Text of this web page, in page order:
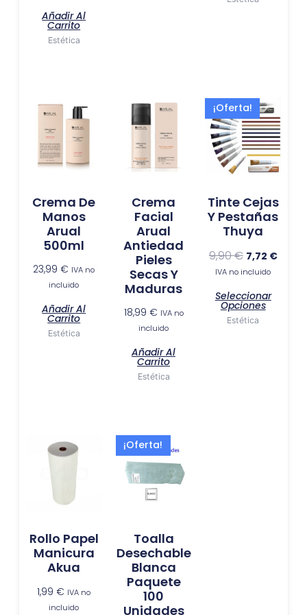
Añadir Al
Carrito
Estética
Crema De
Manos
Arual
500ml
23,99€ IVA no
incluido
Añadir Al
Carrito
Estética
Crema
Facial
Arual
Antiedad
Pieles
Secas Y
Maduras
18,99 € IVA no
incluido
Añadir Al
Carrito
Estética
¡Oferta!
Tinte Cejas
Y Pestañas
Thuya
9,90€
El
precio
original
era:
9,90 €.
7,72 €
es:
7,72 €.
IVA no incluido
Seleccionar
Opciones
Estética
Rollo Papel
Manicura
Akua
1,99€ IVA no
incluido
¡Oferta!
Toalla
Desechable
Blanca
Paquete
100
Unidades
El
precio
original
era:
10,99 €.